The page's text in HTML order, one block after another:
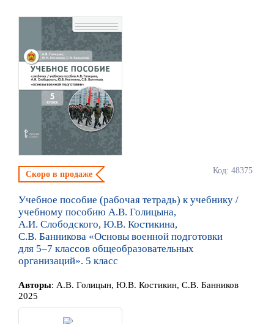
Код: 48375
Скоро в продаже
Учебное пособие (рабочая тетрадь) к учебнику /
учебному пособию А.В. Голицына,
А.И. Слободского, Ю.В. Костикина,
С.В. Банникова «Основы военной подготовки
для 5–7 классов общеобразовательных
организаций». 5 класс
Авторы: А.В. Голицын, Ю.В. Костикин, С.В. Банников
2025